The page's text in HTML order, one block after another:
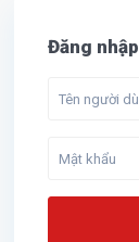
Đăng nhập